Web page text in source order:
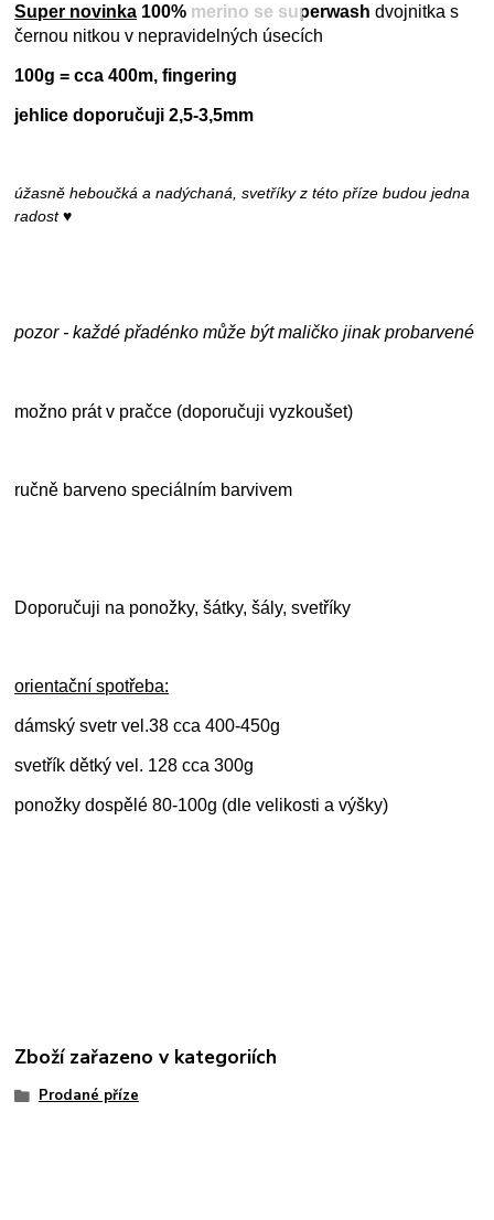
Super novinka 100% merino se superwash dvojnitka s
černou nitkou v nepravidelných úsecích
100g = cca 400m, fingering
jehlice doporučuji 2,5-3,5mm
úžasně heboučká a nadýchaná, svetříky z této příze budou jedna
radost ♥
pozor - každé přadénko může být maličko jinak probarvené
možno prát v pračce (doporučuji vyzkoušet)
ručně barveno speciálním barvivem
Doporučuji na ponožky, šátky, šály, svetříky
orientační spotřeba:
dámský svetr vel.38 cca 400-450g
svetřík dětký vel. 128 cca 300g
ponožky dospělé 80-100g (dle velikosti a výšky)
Zboží zařazeno v kategoriích
Prodané příze